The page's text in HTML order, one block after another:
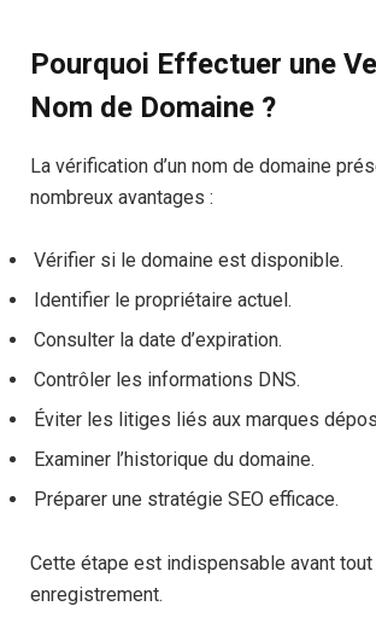
Pourquoi Effectuer une
Nom de Domaine ?
La vérification d’un nom de domaine
nombreux avantages :
Vérifier si le domaine est disponible.
Identifier le propriétaire actuel.
Consulter la date d’expiration.
Contrôler les informations DNS.
Éviter les litiges liés aux marques
Examiner l’historique du domaine.
Préparer une stratégie SEO efficace.
Cette étape est indispensable avant tout
enregistrement.